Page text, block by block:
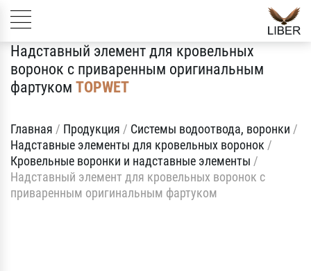
Надставный элемент для кровельных
воронок с приваренным оригинальным
фартуком TOPWET
Главная / Продукция / Системы водоотвода, воронки /
Надставные элементы для кровельных воронок /
Кровельные воронки и надставные элементы /
Надставный элемент для кровельных воронок с
приваренным оригинальным фартуком